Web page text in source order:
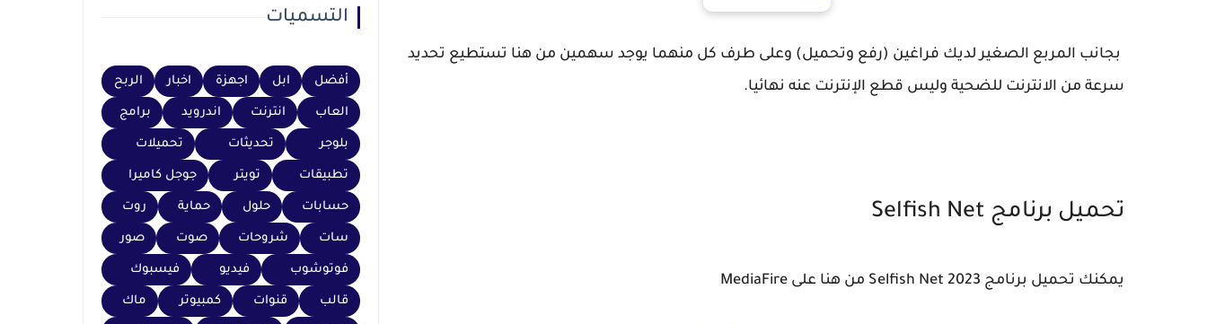
بجانب المربع الصغير لديك فراغين (رفع وتحميل) وعلى طرف كل منهما يوجد سهمين من هنا تستطيع تحديد
سرعة من الانترنت للضحية وليس قطع الإنترنت عنه نهائيا.
تحميل برنامج Selfish Net
يمكنك تحميل برنامج Selfish Net 2023 من هنا على MediaFire
التسميات
أفضل ابل اجهزة اخبار الربح
العاب انترنت اندرويد برامج
بلوجر تحديثات تحميلات
تطبيقات تويتر جوجل كاميرا
حسابات حلول حماية روت
سات شروحات صوت صور
فوتوشوب فيديو فيسبوك
قالب قنوات كمبيوتر ماك